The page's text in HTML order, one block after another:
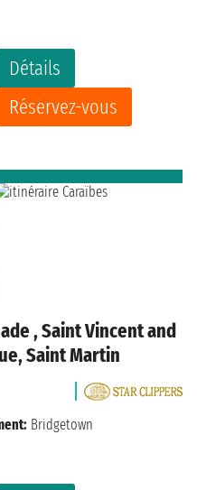
Détails
Réservez-vous
, Saint Vincent and
Saint Martin
Bridgetown